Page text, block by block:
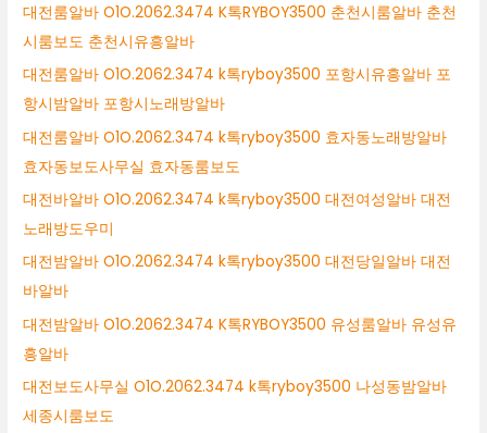
대전룸알바 O1O.2062.3474 K톡RYBOY3500 춘천시룸알바 춘천
시룸보도 춘천시유흥알바
대전룸알바 O1O.2062.3474 k톡ryboy3500 포항시유흥알바 포
항시밤알바 포항시노래방알바
대전룸알바 O1O.2062.3474 k톡ryboy3500 효자동노래방알바
효자동보도사무실 효자동룸보도
대전바알바 O1O.2062.3474 k톡ryboy3500 대전여성알바 대전
노래방도우미
대전밤알바 O1O.2062.3474 k톡ryboy3500 대전당일알바 대전
바알바
대전밤알바 O1O.2062.3474 K톡RYBOY3500 유성룸알바 유성유
흥알바
대전보도사무실 O1O.2062.3474 k톡ryboy3500 나성동밤알바
세종시룸보도